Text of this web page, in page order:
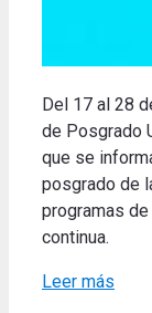
Del 17 al 28
de Posgrado
que se
posgrado de
programas
continua.
Leer más